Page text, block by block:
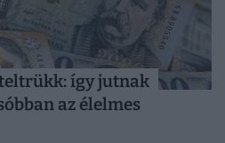
így jutnak
az élelmes